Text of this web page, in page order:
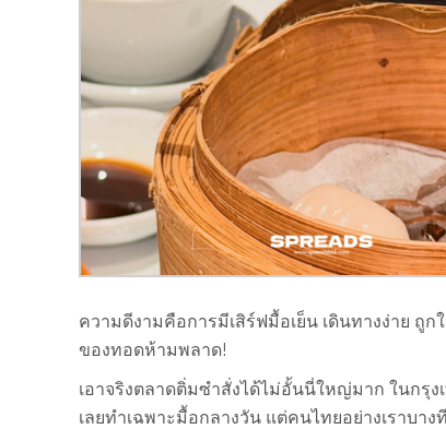
ความดีงามคือการมีเสิร์ฟมื้อเย็น เดินทางง่าย ถู
ของทอดห้ามพลาด!
เอาจริงตลาดติ่มซำสั่งได้ไม่อั้นนี่ใหญ่มาก ในกรุ
เลยทำเฉพาะมื้อกลางวัน แต่คนไทยอย่างเราบ